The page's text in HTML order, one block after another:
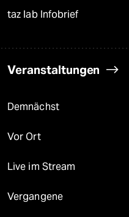
taz lab Infobrief
Veranstaltungen
Demnächst
Vor Ort
Live im Stream
Vergangene